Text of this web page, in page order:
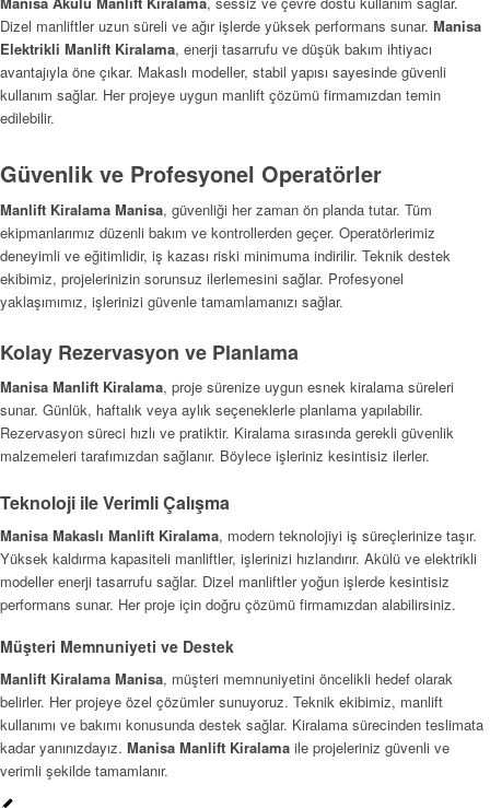
Dizel manliftler uzun süreli ve ağır işlerde yüksek performans sunar. Manisa
Elektrikli Manlift Kiralama, enerji tasarrufu ve düşük bakım ihtiyacı
avantajıyla öne çıkar. Makaslı modeller, stabil yapısı sayesinde güvenli
kullanım sağlar. Her projeye uygun manlift çözümü firmamızdan temin
edilebilir.
Güvenlik ve Profesyonel Operatörler
Manlift Kiralama Manisa, güvenliği her zaman ön planda tutar. Tüm
ekipmanlarımız düzenli bakım ve kontrollerden geçer. Operatörlerimiz
deneyimli ve eğitimlidir, iş kazası riski minimuma indirilir. Teknik destek
ekibimiz, projelerinizin sorunsuz ilerlemesini sağlar. Profesyonel
yaklaşımımız, işlerinizi güvenle tamamlamanızı sağlar.
Kolay Rezervasyon ve Planlama
Manisa Manlift Kiralama, proje sürenize uygun esnek kiralama süreleri
sunar. Günlük, haftalık veya aylık seçeneklerle planlama yapılabilir.
Rezervasyon süreci hızlı ve pratiktir. Kiralama sırasında gerekli güvenlik
malzemeleri tarafımızdan sağlanır. Böylece işleriniz kesintisiz ilerler.
Teknoloji ile Verimli Çalışma
Manisa Makaslı Manlift Kiralama, modern teknolojiyi iş süreçlerinize taşır.
Yüksek kaldırma kapasiteli manliftler, işlerinizi hızlandırır. Akülü ve elektrikli
modeller enerji tasarrufu sağlar. Dizel manliftler yoğun işlerde kesintisiz
performans sunar. Her proje için doğru çözümü firmamızdan alabilirsiniz.
Müşteri Memnuniyeti ve Destek
Manlift Kiralama Manisa, müşteri memnuniyetini öncelikli hedef olarak
belirler. Her projeye özel çözümler sunuyoruz. Teknik ekibimiz, manlift
kullanımı ve bakımı konusunda destek sağlar. Kiralama sürecinden teslimata
kadar yanınızdayız. Manisa Manlift Kiralama ile projeleriniz güvenli ve
verimli şekilde tamamlanır.